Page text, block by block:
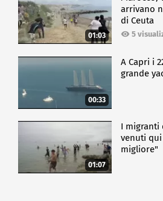
01:03
arrivano
di Ceuta
5
00:33
A Capri i
grande
01:07
I migranti
venuti
migliore"